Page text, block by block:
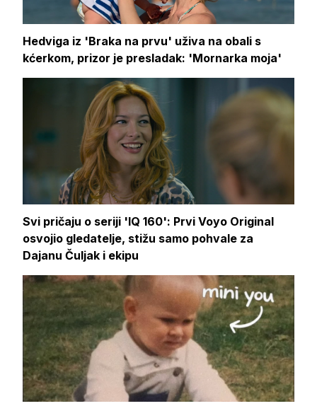
Hedviga iz 'Braka na prvu' uživa na obali s
kćerkom, prizor je presladak: 'Mornarka moja'
Svi pričaju o seriji 'IQ 160': Prvi Voyo Original
osvojio gledatelje, stižu samo pohvale za
Dajanu Čuljak i ekipu